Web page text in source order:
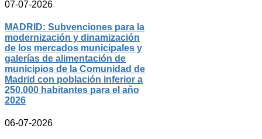
07-07-2026
MADRID: Subvenciones para la
modernización y dinamización
de los mercados municipales y
galerías de alimentación de
municipios de la Comunidad de
Madrid con población inferior a
250.000 habitantes para el año
2026
06-07-2026